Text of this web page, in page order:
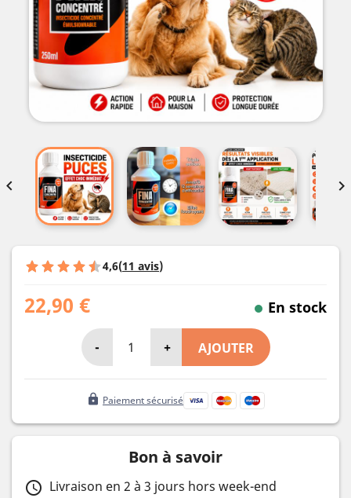
 
4,6(11 avis)
22,90 € En stock
- + AJOUTER
lock Paiement sécurisé
Bon à savoir
schedule Livraison en 2 à 3 jours hors week-end